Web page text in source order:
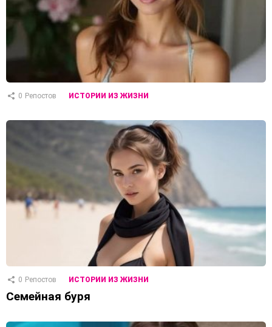
0 Репостов ИСТОРИИ ИЗ ЖИЗНИ
0 Репостов ИСТОРИИ ИЗ ЖИЗНИ
Семейная буря